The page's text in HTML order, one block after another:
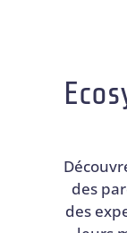
des
des